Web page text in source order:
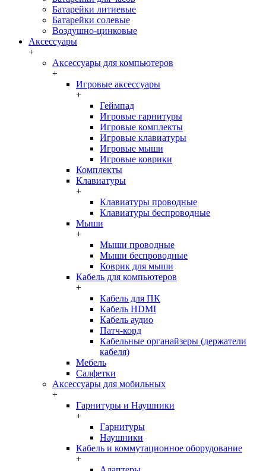
Батарейки литиевые
Батарейки солевые
Воздушно-цинковые
Аксессуары
+
Аксессуары для компьютеров
+
Игровые аксессуары
+
Геймпад
Игровые гарнитуры
Игровые комплекты
Игровые клавиатуры
Игровые мыши
Игровые коврики
Комплекты
Клавиатуры
+
Клавиатуры проводные
Клавиатуры беспроводные
Мыши
+
Мыши проводные
Мыши беспроводные
Коврик для мыши
Кабель для компьютеров
+
Кабель для ПК
Кабель HDMI
Кабель аудио
Патч-корд
Кабельные органайзеры (держатели
кабеля)
Мебель
Салфетки
Аксессуары для мобильных
+
Гарнитуры и Наушники
+
Гарнитуры
Наушники
Кабель и коммутационное оборудование
+